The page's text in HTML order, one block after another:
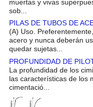
muertas y vivas
sob...
PILAS DE TUBOS DE
(A) Uso.
acero y nunca deberán
quedar sujetas...
PROFUNDIDAD DE
La profundidad de los
las características de los
cimentació...